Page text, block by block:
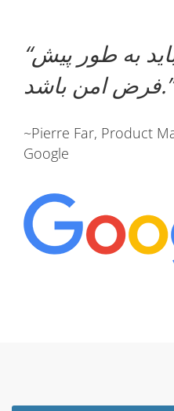
به طور پیش
فرض امن باشد.
~Pierre Far, Product
Google